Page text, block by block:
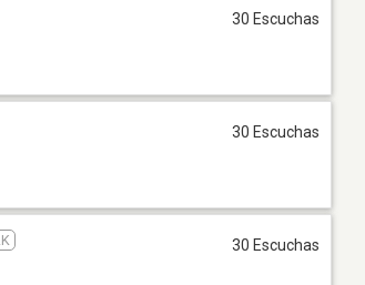
30 Escuchas
30 Escuchas
30 Escuchas